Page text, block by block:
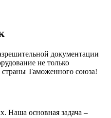
документации
не только
Таможенного союза!
Наша основная задача –